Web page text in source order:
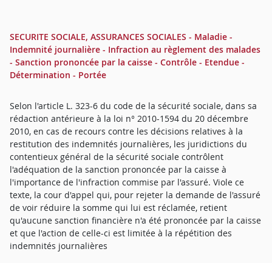
SECURITE SOCIALE, ASSURANCES SOCIALES - Maladie -
Indemnité journalière - Infraction au règlement des malades
- Sanction prononcée par la caisse - Contrôle - Etendue -
Détermination - Portée
Selon l'article L. 323-6 du code de la sécurité sociale, dans sa
rédaction antérieure à la loi n° 2010-1594 du 20 décembre
2010, en cas de recours contre les décisions relatives à la
restitution des indemnités journalières, les juridictions du
contentieux général de la sécurité sociale contrôlent
l'adéquation de la sanction prononcée par la caisse à
l'importance de l'infraction commise par l'assuré. Viole ce
texte, la cour d'appel qui, pour rejeter la demande de l'assuré
de voir réduire la somme qui lui est réclamée, retient
qu'aucune sanction financière n'a été prononcée par la caisse
et que l'action de celle-ci est limitée à la répétition des
indemnités journalières